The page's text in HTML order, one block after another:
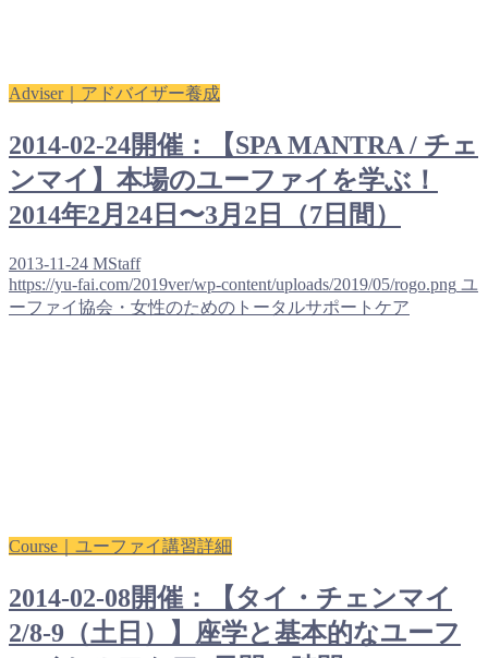
Adviser｜アドバイザー養成
2014-02-24開催：【SPA MANTRA / チェ
ンマイ】本場のユーファイを学ぶ！
2014年2月24日〜3月2日（7日間）
2013-11-24 MStaff
https://yu-fai.com/2019ver/wp-content/uploads/2019/05/rogo.png ユ
ーファイ協会・女性のためのトータルサポートケア
Course｜ユーファイ講習詳細
2014-02-08開催：【タイ・チェンマイ
2/8-9（土日）】座学と基本的なユーフ